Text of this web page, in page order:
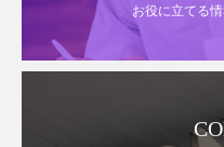
お役に立てる